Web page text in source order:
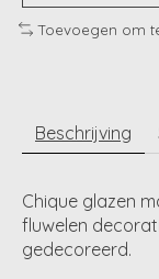
Toevoegen om
Beschrijving
Chique glazen
fluwelen
gedecoreerd.